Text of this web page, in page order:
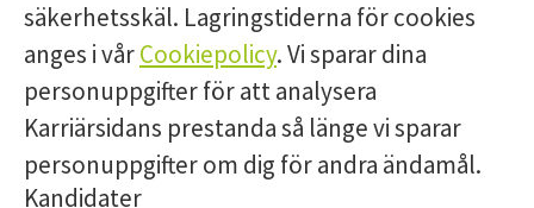
säkerhetsskäl. Lagringstiderna för cookies
anges i vårCookiepolicy. Vi sparar dina
personuppgifter för att analysera
Karriärsidans prestanda så länge vi sparar
personuppgifter om dig för andra ändamål.
Kandidater